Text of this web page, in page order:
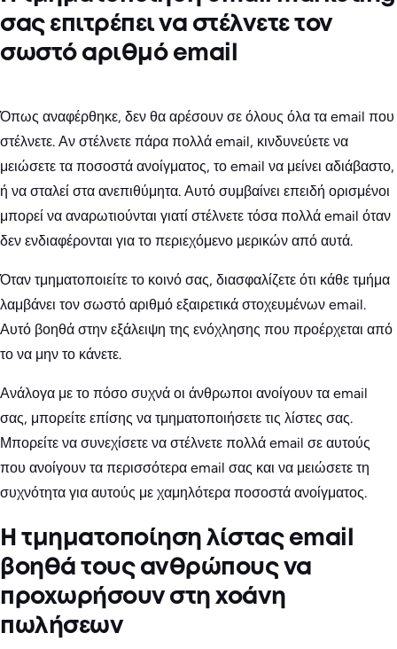
σας επιτρέπει να στέλνετε τον
σωστό αριθμό email
Όπως αναφέρθηκε, δεν θα αρέσουν σε όλους όλα τα email που
στέλνετε. Αν στέλνετε πάρα πολλά email, κινδυνεύετε να
μειώσετε τα ποσοστά ανοίγματος, το email να μείνει αδιάβαστο,
ή να σταλεί στα ανεπιθύμητα. Αυτό συμβαίνει επειδή ορισμένοι
μπορεί να αναρωτιούνται γιατί στέλνετε τόσα πολλά email όταν
δεν ενδιαφέρονται για το περιεχόμενο μερικών από αυτά.
Όταν τμηματοποιείτε το κοινό σας, διασφαλίζετε ότι κάθε τμήμα
λαμβάνει τον σωστό αριθμό εξαιρετικά στοχευμένων email.
Αυτό βοηθά στην εξάλειψη της ενόχλησης που προέρχεται από
το να μην το κάνετε.
Ανάλογα με το πόσο συχνά οι άνθρωποι ανοίγουν τα email
σας, μπορείτε επίσης να τμηματοποιήσετε τις λίστες σας.
Μπορείτε να συνεχίσετε να στέλνετε πολλά email σε αυτούς
που ανοίγουν τα περισσότερα email σας και να μειώσετε τη
συχνότητα για αυτούς με χαμηλότερα ποσοστά ανοίγματος.
Η τμηματοποίηση λίστας email
βοηθά τους ανθρώπους να
προχωρήσουν στη χοάνη
πωλήσεων